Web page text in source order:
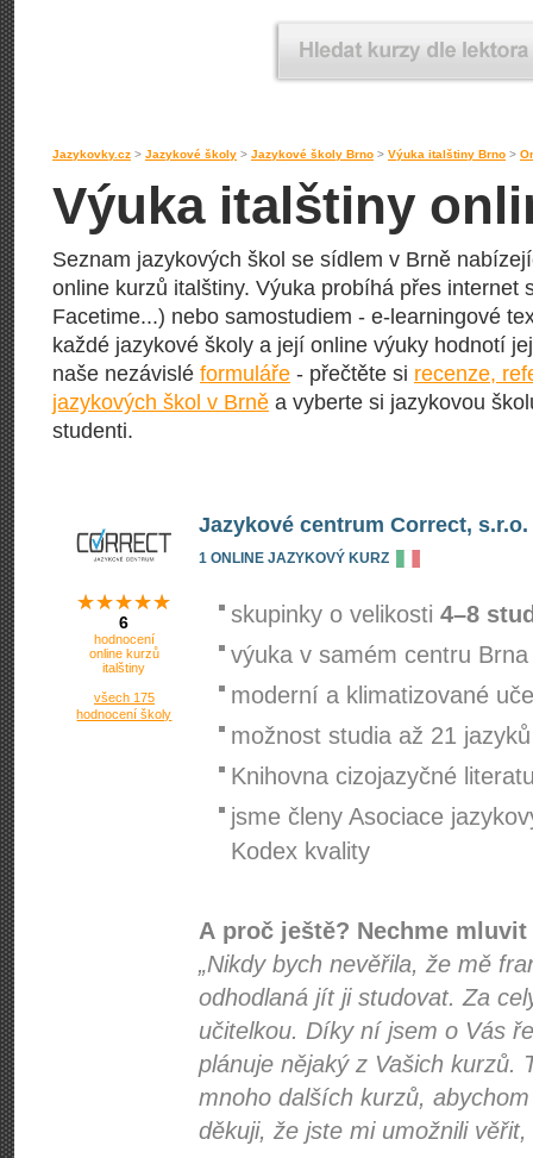
Jazykovky.cz > Jazykové školy > Jazykové školy Brno > Výuka italštiny Brno >
Výuka italštiny
Seznam jazykových škol se sídlem v Brně
online kurzů italštiny. Výuka probíhá přes internet
Facetime...) nebo samostudiem - e-learningové
každé jazykové školy a její online výuky hodnotí
naše nezávislé formuláře - přečtěte si recenze,
jazykových škol v Brně a vyberte si jazykovou
studenti.
Jazykové centrum Correct, s.r.o.
1 ONLINE JAZYKOVÝ KURZ
6
hodnocení
online kurzů
italštiny
všech 175
hodnocení školy
skupinky o velikosti 4–8
výuka v samém centru
moderní a klimatizované
možnost studia až 21 jazyků
Knihovna cizojazyčné
jsme členy Asociace
Kodex kvality
A proč ještě? Nechme
„Nikdy bych nevěřila, že mě
odhodlaná jít ji studovat. Za
učitelkou. Díky ní jsem o Vás
plánuje nějaký z Vašich kurzů.
mnoho dalších kurzů,
děkuji, že jste mi umožnili